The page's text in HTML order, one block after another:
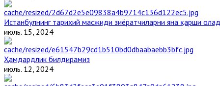
Истанбулнинг тарихий масжиди зиёратчиларни яна қарши
июль. 15, 2024
Ҳамдардлик билдирамиз
июль. 12, 2024